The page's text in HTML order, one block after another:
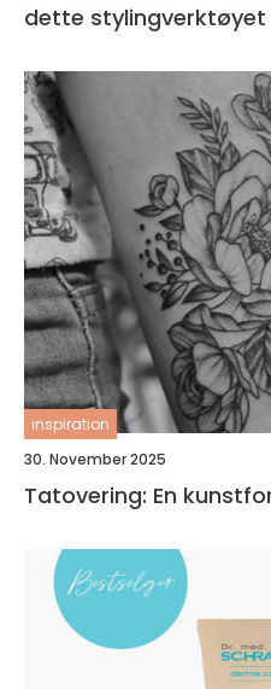
dette stylingverktøyet
inspiration
30. November 2025
Tatovering: En